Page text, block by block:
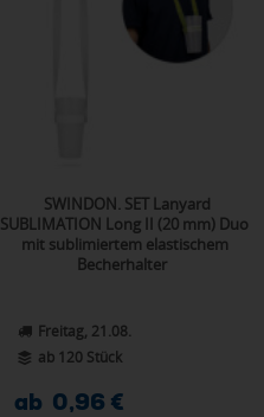
SWINDON. SET Lanyard
SUBLIMATION Long II (20 mm) Duo
mit sublimiertem elastischem
Becherhalter
Freitag, 21.08.
ab 120 Stück
ab 0,96 €